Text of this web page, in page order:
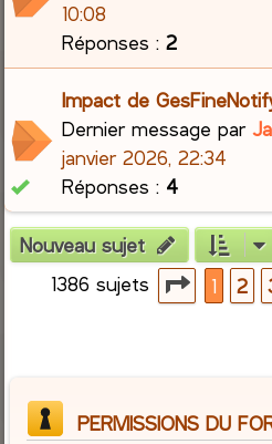
10:08
Réponses :2
Impact de
Dernier message par
janvier 2026, 22:34
Réponses : 4
Nouveau sujet
1386 sujets
Page1
1 2
PERMISSIONS DU